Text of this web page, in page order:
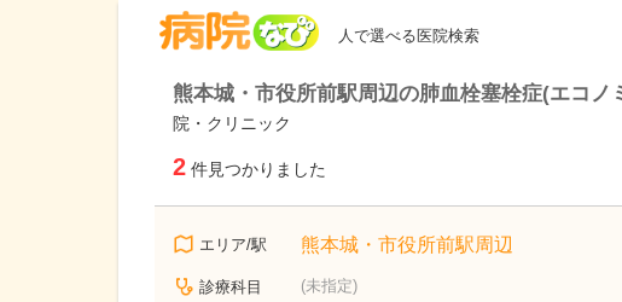
人で選べる医院検索
熊本城・市役所前駅周辺の肺血栓塞栓症(エコ
院・クリニック
2 件見つかりました
エリア/駅 熊本城・市役所前駅周辺
診療科目 (未指定)